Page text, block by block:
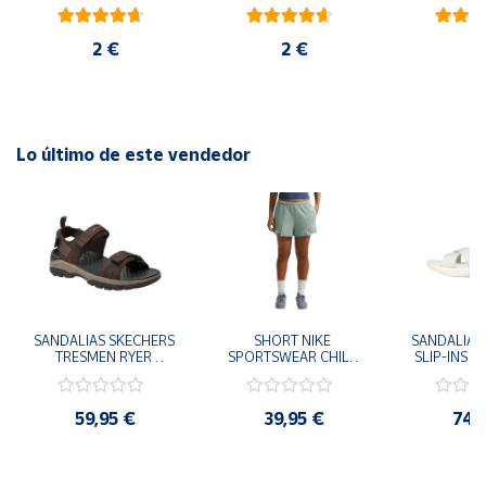
2 € 2 €
Lo último de este vendedor
SANDALIAS SKECHERS
TRESMEN RYER
205112-CHOC
COMODAS
59,95 €
SHORT NIKE
SPORTSWEAR CHILL
006 PANTALONES
39,95 €
SANDALIAS
SLIP-INS